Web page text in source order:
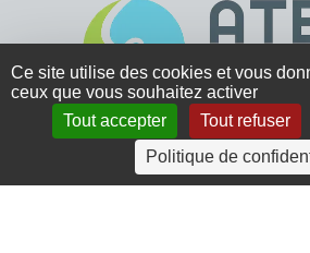
4 rue Crec’h-Ugen
22810 Belle Isle en Terre
Ce site utilise des cookies et vous
ceux que vous souhaitez activer
Tout accepter
Tout refuser
Politique de